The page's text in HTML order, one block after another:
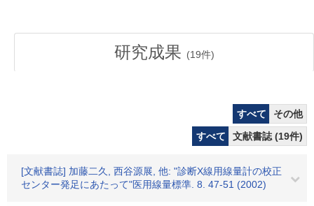
研究成果 (19件)
すべて
その他
すべて
文献書誌 (19件)
[文献書誌] 加藤二久, 西谷源展, 他: "診断X線用線量計の校正
センター発足にあたって"医用線量標準. 8. 47-51 (2002)